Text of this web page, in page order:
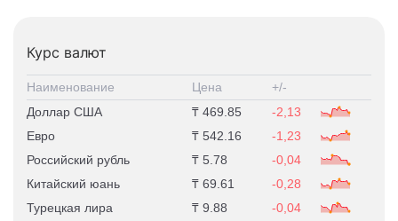
Курс валют
Наименование Цена
+/-
Доллар США
469.85
-2,13
Евро
542.16
-1,23
Российский рубль
5.78
-0,04
Китайский юань
69.61
-0,28
Турецкая лира
9.88
-0,04